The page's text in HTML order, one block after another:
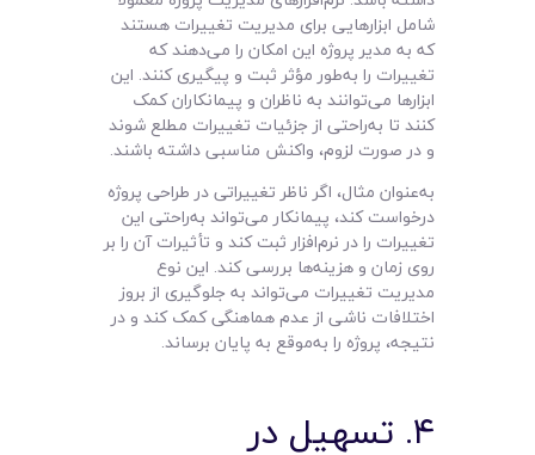
شامل ابزارهایی برای مدیریت تغییرات هستند
که به مدیر پروژه این امکان را می‌دهند که
تغییرات را به‌طور مؤثر ثبت و پیگیری کنند. این
ابزارها می‌توانند به ناظران و پیمانکاران کمک
کنند تا به‌راحتی از جزئیات تغییرات مطلع شوند
و در صورت لزوم، واکنش مناسبی داشته باشند.
به‌عنوان مثال، اگر ناظر تغییراتی در طراحی پروژه
درخواست کند، پیمانکار می‌تواند به‌راحتی این
تغییرات را در نرم‌افزار ثبت کند و تأثیرات آن را بر
روی زمان و هزینه‌ها بررسی کند. این نوع
مدیریت تغییرات می‌تواند به جلوگیری از بروز
اختلافات ناشی از عدم هماهنگی کمک کند و در
نتیجه، پروژه را به‌موقع به پایان برساند.
۴. تسهیل در